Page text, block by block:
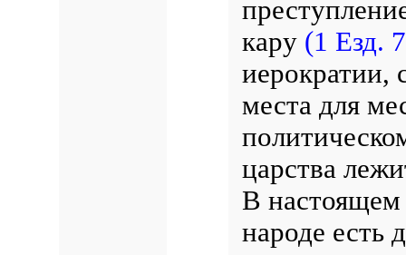
кару (1 Езд.
иерократии,
места для
царства
В настоящем
народе есть